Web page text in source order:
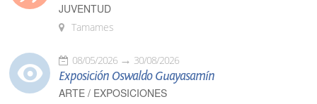
JUVENTUD
Tamames
08/05/2026 30/08/2026
Exposición Oswaldo Guayasamín
ARTE / EXPOSICIONES